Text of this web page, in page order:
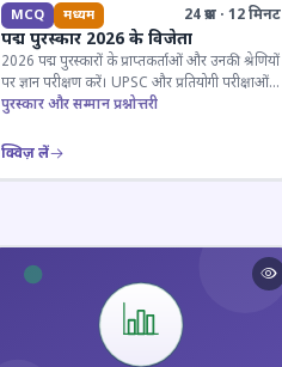
MCQ मध्यम 24 प्रश्न · 12 मिनट
पद्म पुरस्कार 2026 के विजेता
2026 पद्म पुरस्कारों के प्राप्तकर्ताओं और उनकी श्रेणियों
पर ज्ञान परीक्षण करें। UPSC और प्रतियोगी परीक्षाओं
के लिए महत्वपूर्ण।
पुरस्कार और सम्मान प्रश्नोत्तरी
क्विज़ लें